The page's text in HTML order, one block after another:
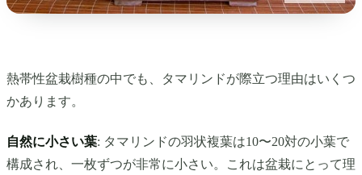
熱帯性盆栽樹種の中でも、タマリンドが際立つ理由はいくつ
かあります。
自然に小さい葉: タマリンドの羽状複葉は10〜20対の小葉で
構成され、一枚ずつが非常に小さい。これは盆栽にとって理